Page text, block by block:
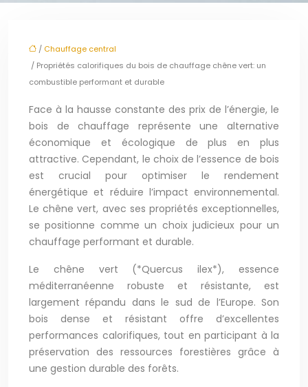
/ Chauffage central
/ Propriétés calorifiques du bois de chauffage chêne vert: un
combustible performant et durable
Face à la hausse constante des prix de l’énergie, le
bois de chauffage représente une alternative
économique et écologique de plus en plus
attractive. Cependant, le choix de l’essence de bois
est crucial pour optimiser le rendement
énergétique et réduire l’impact environnemental.
Le chêne vert, avec ses propriétés exceptionnelles,
se positionne comme un choix judicieux pour un
chauffage performant et durable.
Le chêne vert (*Quercus ilex*), essence
méditerranéenne robuste et résistante, est
largement répandu dans le sud de l’Europe. Son
bois dense et résistant offre d’excellentes
performances calorifiques, tout en participant à la
préservation des ressources forestières grâce à
une gestion durable des forêts.